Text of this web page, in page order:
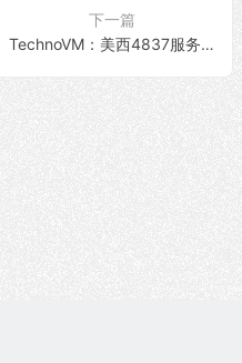
下一篇
TechnoVM：美西4837服务器，14.9元/月，解锁流媒体/1G内存/20G硬盘/500Mbps带宽@2T流量